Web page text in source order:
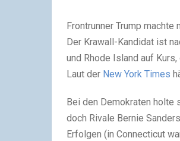
Frontrunner Trump
Der Krawall-Kandidat ist
und Rhode Island auf
Laut der New York Times
Bei den Demokraten holte
doch Rivale Bernie
Erfolgen (in Connecticut